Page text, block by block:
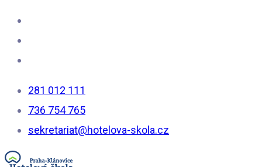
281 012 111
736 754 765
sekretariat@hotelova-skola.cz